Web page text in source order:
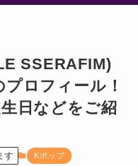
SSERAFIM)
ロフィール！
日などをご紹
す
Kポップ